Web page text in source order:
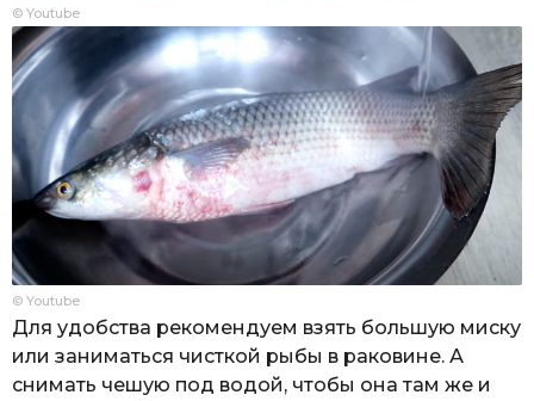
© Youtube
© Youtube
Для удобства рекомендуем взять большую миску
или заниматься чисткой рыбы в раковине. А
снимать чешую под водой, чтобы она там же и